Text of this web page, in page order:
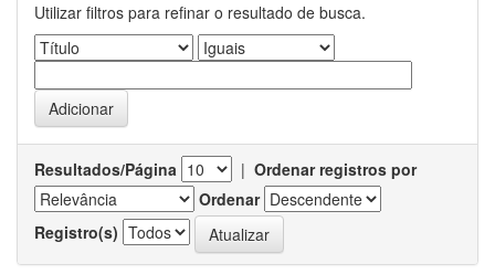
Utilizar filtros para refinar o resultado de busca.
Resultados/Página | Ordenar registros por
Ordenar
Registro(s)